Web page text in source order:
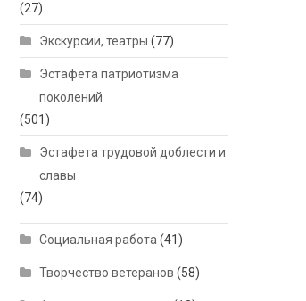
(27)
Экскурсии, театры (77)
Эстафета патриотизма
поколений
(501)
Эстафета трудовой доблести и
славы
(74)
Социальная работа (41)
Творчество ветеранов (58)